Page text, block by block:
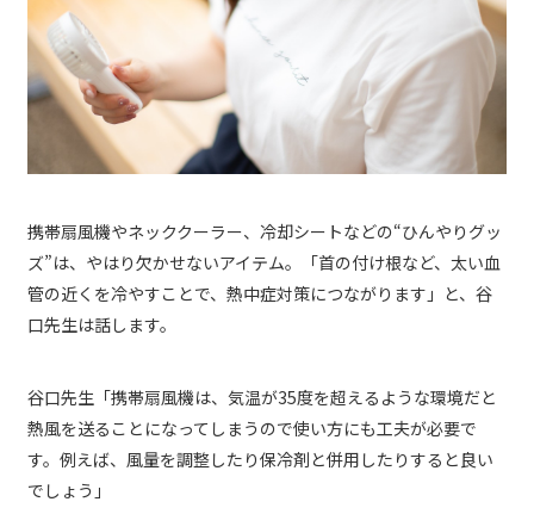
携帯扇風機やネッククーラー、冷却シートなどの“ひんやりグッ
ズ”は、やはり欠かせないアイテム。「首の付け根など、太い血
管の近くを冷やすことで、熱中症対策につながります」と、谷
口先生は話します。
谷口先生「携帯扇風機は、気温が35度を超えるような環境だと
熱風を送ることになってしまうので使い方にも工夫が必要で
す。例えば、風量を調整したり保冷剤と併用したりすると良い
でしょう」